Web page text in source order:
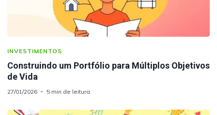
INVESTIMENTOS
Construindo um Portfólio para Múltiplos Objetivos
de Vida
27/01/2026 5 min de leitura